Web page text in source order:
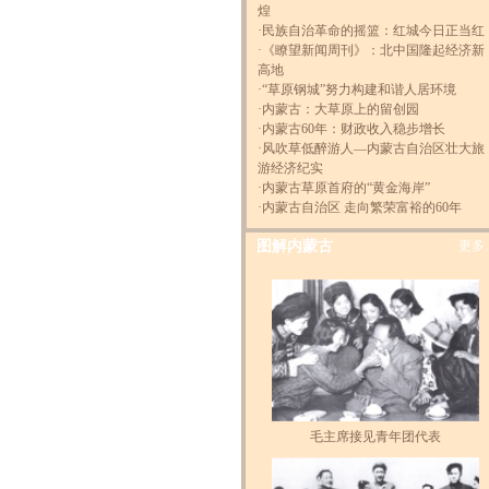
以中共中央政治局常委、中央书记处书
记、国家副主席曾庆红为团长的中央代表
团，12日下午从内蒙古乘飞机返回北京。
煌
· 民族自治革命的摇篮：红城今日正当红
· 《瞭望新闻周刊》：北中国隆起经济新
高地
·“草原钢城”努力构建和谐人居环境
·内蒙古：大草原上的留创园
·内蒙古60年：财政收入稳步增长
·风吹草低醉游人―内蒙古自治区壮大旅
游经济纪实
·内蒙古草原首府的“黄金海岸”
·内蒙古自治区 走向繁荣富裕的60年
图解内蒙古 更多
毛主席接见青年团代表